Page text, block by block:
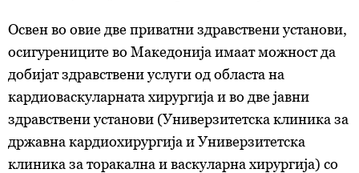
Освен во овие две приватни здравствени установи,
осигурениците во Македонија имаат можност да
добијат здравствени услуги од областа на
кардиоваскуларната хирургија и во две јавни
здравствени установи (Универзитетска клиника за
државна кардиохирургија и Универзитетска
клиника за торакална и васкуларна хирургија) со